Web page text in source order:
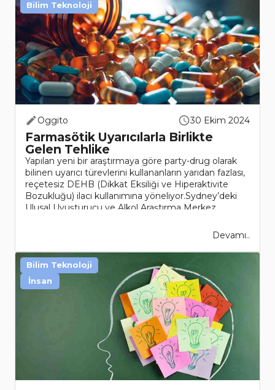
Oggito 30 Ekim 2024
Farmasötik Uyarıcılarla Birlikte
Gelen Tehlike
Yapılan yeni bir araştırmaya göre party-drug olarak
bilinen uyarıcı türevlerini kullananların yarıdan fazlası,
reçetesiz DEHB (Dikkat Eksiliği ve Hiperaktivite
Bozukluğu) ilacı kullanımına yöneliyor.Sydney’deki
Ulusal Uyuşturucu ve Alkol Araştırma Merkez..
Devamı..
Bilim Teknoloji
Bilim Teknoloji
İnsan